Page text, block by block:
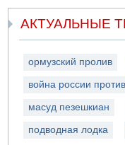
АКТУАЛЬНЫЕ
ормузский пролив
война россии
масуд пезешкиан
подводная лодка